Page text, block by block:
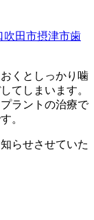
吹田市摂津市歯
くとしっかり噛
てしまいます。
ラントの治療で
。
らせさせていた